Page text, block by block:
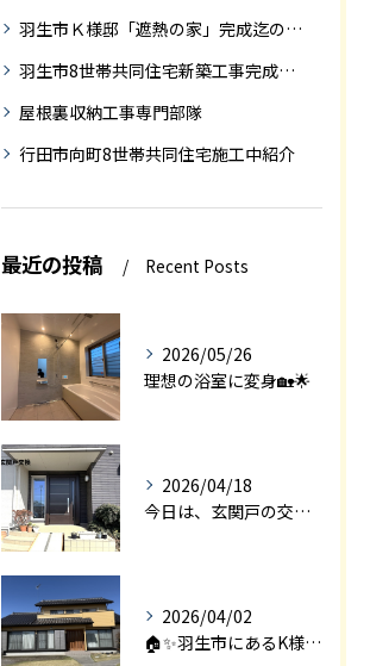
羽生市Ｋ様邸「遮熱の家」完成迄の紹介です
羽生市8世帯共同住宅新築工事完成迄の紹介
屋根裏収納工事専門部隊
行田市向町8世帯共同住宅施工中紹介
最近の投稿 Recent Posts
2026/05/26
理想の浴室に変身🏡🌟
2026/04/18
今日は、玄関戸の交換工事をご紹介します🚪✨。
2026/04/02
🏠✨羽生市にあるK様邸は、2008年に㈱エアロックで新築され...